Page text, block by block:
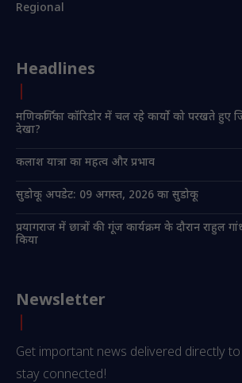
Regional
Headlines
मणिकर्णिका कॉरिडोर में चल रहे कार्यो को परखते हुए
देखा?
कलाश यात्रा का महत्व और प्रभाव
सुडोकू अपडेट: 09 अगस्त, 2026 का सुडोकू
प्रयागराज में छात्रों की गूंज कार्यक्रम के दौरान राहुल
किया
Newsletter
Get important news delivered directly
stay connected!